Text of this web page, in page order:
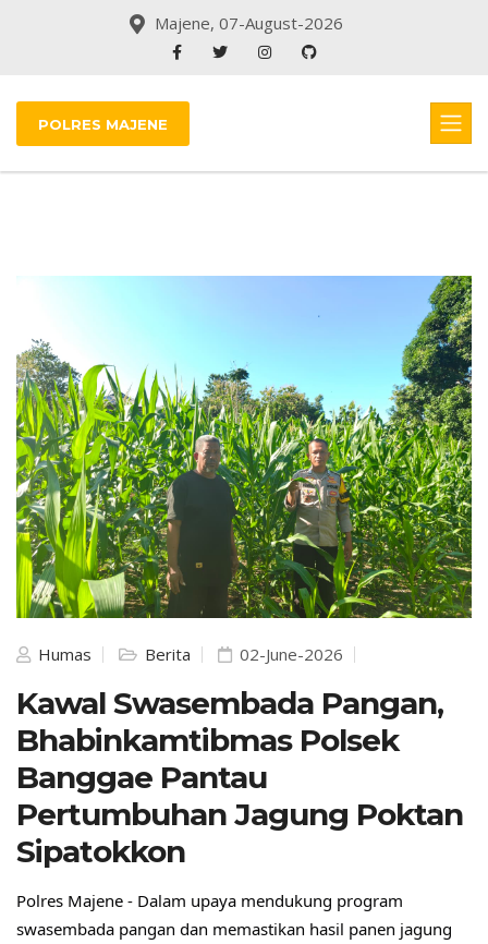
Majene, 07-August-2026
POLRES MAJENE
Humas Berita 02-June-2026
Kawal Swasembada Pangan,
Bhabinkamtibmas Polsek
Banggae Pantau
Pertumbuhan Jagung Poktan
Sipatokkon
Polres Majene - Dalam upaya mendukung program
swasembada pangan dan memastikan hasil panen jagung